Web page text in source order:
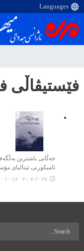
فێستیڤاڵی
خەڵاتی باشترین
ئامیکورتی ئیتالیای
٢٠٢٥-٠٧-٠٢ ١٠:١٨